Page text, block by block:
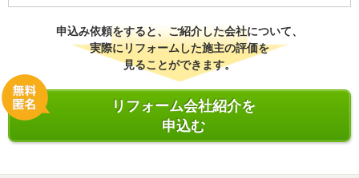
申込み依頼をすると、ご紹介した会社について、
実際にリフォームした施主の評価を
見ることができます。
リフォーム会社紹介を
申込む